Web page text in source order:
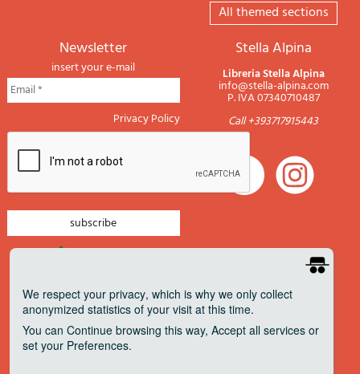
All themed sections
newsletter
insert your e-mail
Privacy Policy
newsletter travels
newsletter military
Stella Alpina
Libreria Stella Alpina
info@stella-alpina.com
P. IVA 07340710487
Call +393717915443
We respect your privacy, which is why we only collect
anonymized statistics of your visit at this time.
You can Continue browsing this way, Accept all services or
set your Preferences.